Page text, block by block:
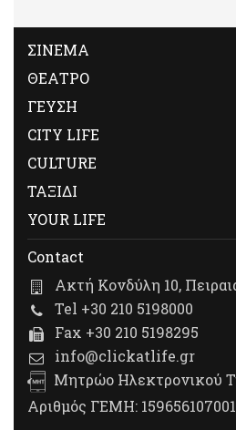
ΣΙΝΕΜΑ
ΘΕΑΤΡΟ
ΓΕΥΣΗ
CITY LIFE
CULTURE
ΤΑΞΙΔΙ
YOUR LIFE
Contact
Ακτή Κονδύλη 10,
Tel +30 210 5198000
Fax +30 210 5198295
info@clickatlife.gr
Μητρώο Ηλεκτρονικού
Αριθμός ΓΕΜΗ: 159656107001